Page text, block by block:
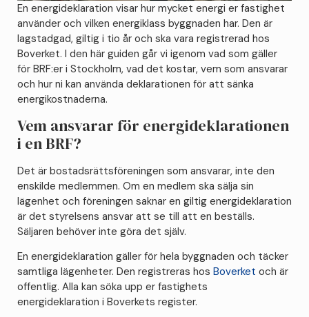
En energideklaration visar hur mycket energi er fastighet
använder och vilken energiklass byggnaden har. Den är
lagstadgad, giltig i tio år och ska vara registrerad hos
Boverket. I den här guiden går vi igenom vad som gäller
för BRF:er i Stockholm, vad det kostar, vem som ansvarar
och hur ni kan använda deklarationen för att sänka
energikostnaderna.
Vem ansvarar för energideklarationen
i en BRF?
Det är bostadsrättsföreningen som ansvarar, inte den
enskilde medlemmen. Om en medlem ska sälja sin
lägenhet och föreningen saknar en giltig energideklaration
är det styrelsens ansvar att se till att en beställs.
Säljaren behöver inte göra det själv.
En energideklaration gäller för hela byggnaden och täcker
samtliga lägenheter. Den registreras hos Boverket och är
offentlig. Alla kan söka upp er fastighets
energideklaration i Boverkets register.